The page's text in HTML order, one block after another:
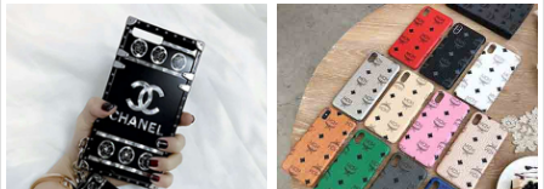
い iphone7ケース ハードケース
mcmロゴ付き iphone8/7plusケース
男女兼用 オシャレ 海外輸入
ス 上品 薄型化 アイホン
12promax/12カバー 新作